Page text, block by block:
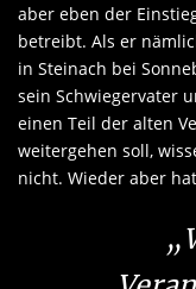
aber eben der
betreibt. Als er
in Steinach bei
sein Schwiegervater
einen Teil der alten
weitergehen soll,
nicht. Wieder aber